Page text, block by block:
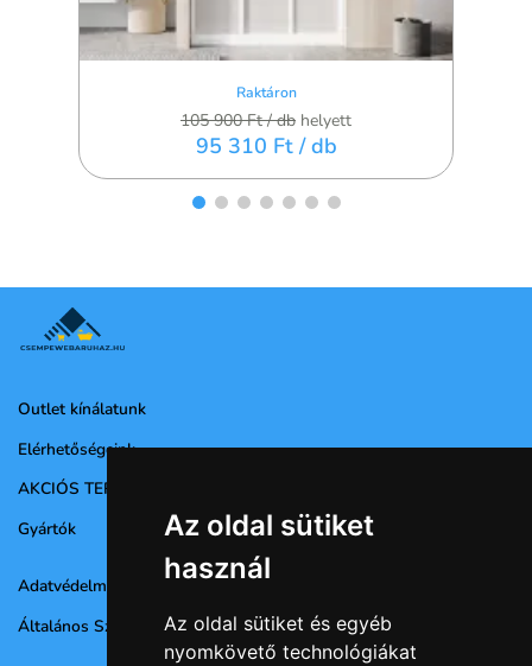
Az oldal sütiket
használ
Az oldal sütiket és egyéb
nyomkövető technológiákat
Raktáron
105 900 Ft/ db helyett
95 310 Ft / db
Outlet kínálatunk
Elérhetőségeink
AKCIÓS TERMÉKEK
Gyártók
Adatvédelmi nyilatkozat
Általános Szerződési Feltételek